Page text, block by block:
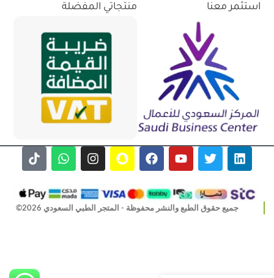
استثمر معنا
منتجاتي المفضلة
جميع حقوق الطبع والنشر محفوظة - المتجر الطبي السعودي 2026©